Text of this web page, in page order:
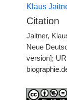
Klaus
Citation
Jaitner,
Neue
version];